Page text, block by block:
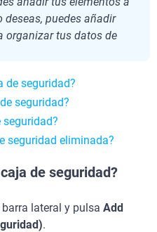
deseas, puedes añadir
organizar tus datos de
de seguridad?
seguridad?
seguridad eliminada?
de seguridad?
lateral y pulsa Add
.